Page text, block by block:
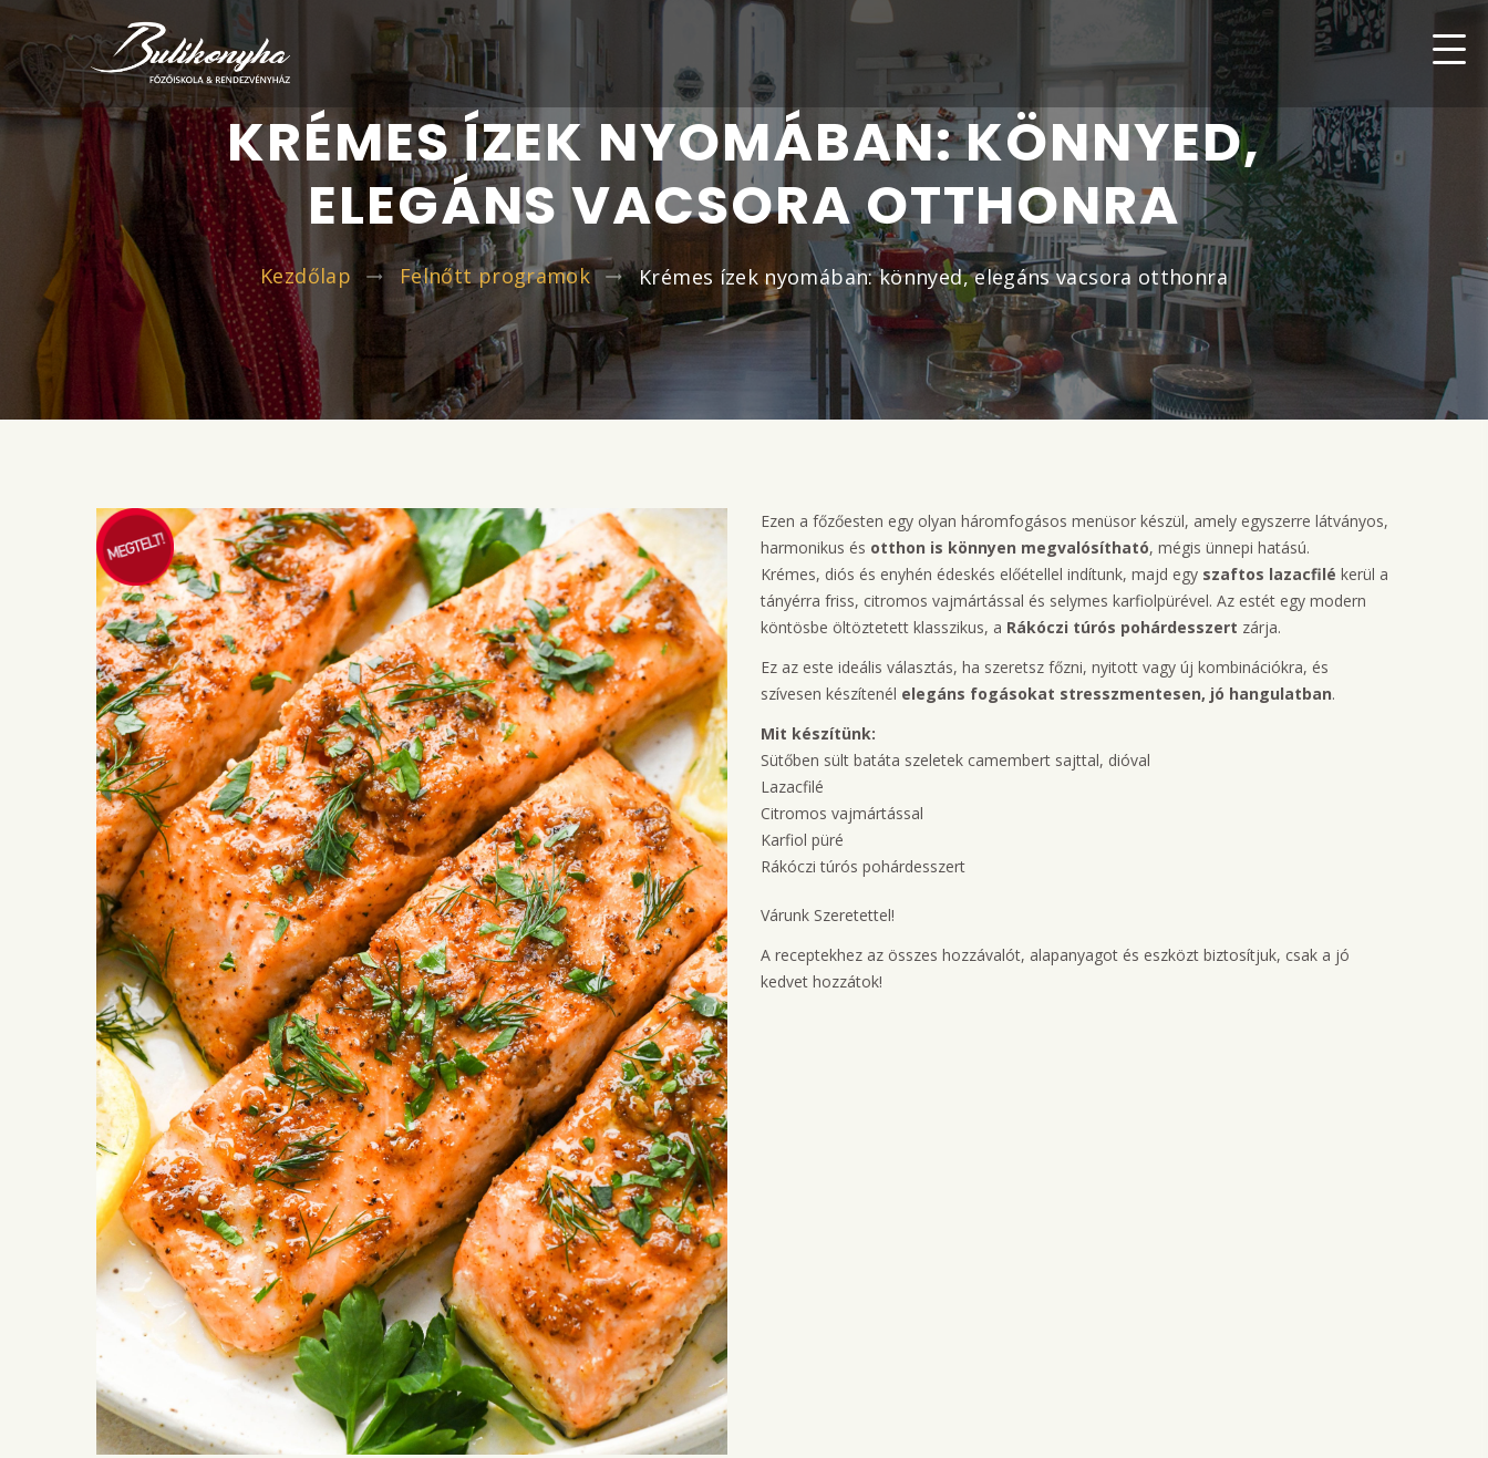
KRÉMES ÍZEK NYOMÁBAN: KÖNNYED,
ELEGÁNS VACSORA OTTHONRA
Kezdőlap Felnőtt programok Krémes ízek nyomában: könnyed, elegáns vacsora otthonra
Ezen a főzőesten egy olyan háromfogásos menüsor készül, amely egyszerre látványos,
harmonikus és otthon is könnyen megvalósítható, mégis ünnepi hatású.
Krémes, diós és enyhén édeskés előétellel indítunk, majd egy szaftos lazacfilé kerül a
tányérra friss, citromos vajmártással és selymes karfiolpürével. Az estét egy modern
köntösbe öltöztetett klasszikus, a Rákóczi túrós pohárdesszert zárja.
Ez az este ideális választás, ha szeretsz főzni, nyitott vagy új kombinációkra, és
szívesen készítenél elegáns fogásokat stresszmentesen, jó hangulatban.
Mit készítünk:
Sütőben sült batáta szeletek camembert sajttal, dióval
Lazacfilé
Citromos vajmártással
Karfiol püré
Rákóczi túrós pohárdesszert
Várunk Szeretettel!
A receptekhez az összes hozzávalót, alapanyagot és eszközt biztosítjuk, csak a jó
kedvet hozzátok!